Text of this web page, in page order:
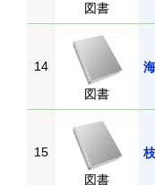
図書
14
図書
15
図書